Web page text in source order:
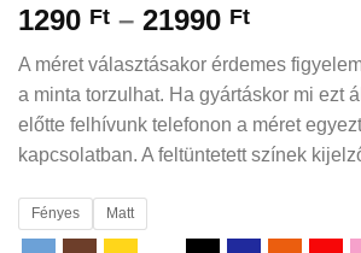
1290 Ft – 21990 Ft
-
21990
A méret választásakor érdemes
a minta torzulhat. Ha gyártáskor mi ezt
előtte felhívunk telefonon a méret
kapcsolatban. A feltüntetett színek
Fényes Matt